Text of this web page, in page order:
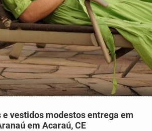
e vestidos modestos entrega em
em Acaraú, CE